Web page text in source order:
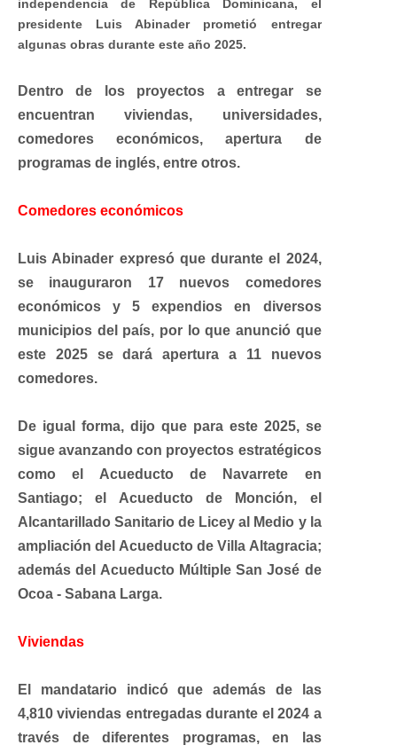
independencia de República Dominicana, el
presidente Luis Abinader prometió entregar
algunas obras durante este año 2025.
Dentro de los proyectos a entregar se
encuentran viviendas, universidades,
comedores económicos, apertura de
programas de inglés, entre otros.
Comedores económicos
Luis Abinader expresó que durante el 2024,
se inauguraron 17 nuevos comedores
económicos y 5 expendios en diversos
municipios del país, por lo que anunció que
este 2025 se dará apertura a 11 nuevos
comedores.
De igual forma, dijo que para este 2025, se
sigue avanzando con proyectos estratégicos
como el Acueducto de Navarrete en
Santiago; el Acueducto de Monción, el
Alcantarillado Sanitario de Licey al Medio y la
ampliación del Acueducto de Villa Altagracia;
además del Acueducto Múltiple San José de
Ocoa - Sabana Larga.
Viviendas
El mandatario indicó que además de las
4,810 viviendas entregadas durante el 2024 a
través de diferentes programas, en las